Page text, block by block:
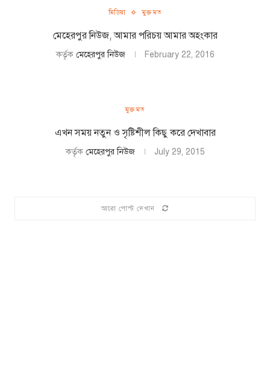
মিডিয়া মুক্ত মত
মেহেরপুর নিউজ, আমার পরিচয় আমার অহংকার
কর্তৃক মেহেরপুর নিউজ February 22, 2016
মুক্ত মত
এখন সময় নতুন ও সৃষ্টিশীল কিছু করে দেখাবার
কর্তৃক মেহেরপুর নিউজ July 29, 2015
আরো পোস্ট দেখান